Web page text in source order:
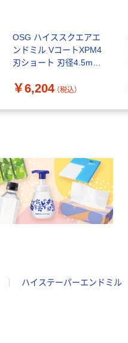
OSG ハイススクエアエ
ンドミル VコートXPM4
刃ショート 刃径4.5mm
XPM-EMS-4.5 1本（直送
￥6,204 （税込）
ハイステーパーエンドミル